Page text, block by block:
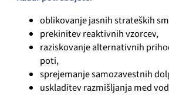
oblikovanje jasnih strateških
prekinitev reaktivnih vzorcev,
raziskovanje alternativnih
poti,
sprejemanje samozavestnih
uskladitev razmišljanja med